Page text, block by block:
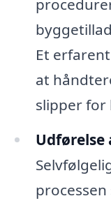
Et
at
slipper